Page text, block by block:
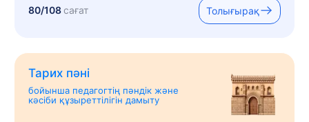
80/108сағат Толығырақ
Тарих пәні
бойынша педагогтің пәндік және
кәсіби құзыреттілігін дамыту